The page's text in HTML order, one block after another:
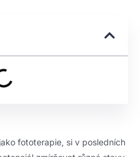
fototerapie, si v posledních